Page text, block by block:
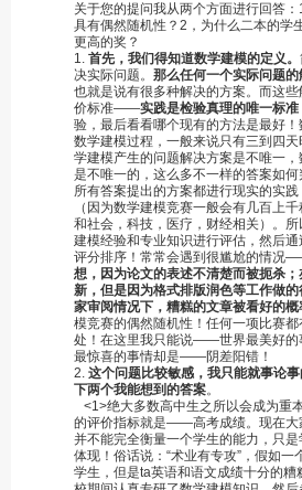
关于您的提问我从两个方面进行回答
具有偶然随机性？2，为什么二本的学
更高的奖？
1. 首先，我们得知道数学建模的定义。
决实际问题。 那么任何一个实际问题
也就是说有很多种解决的方案。而这
价标准——实践是检验真理的唯一标准
验，最后看看哪个现有的方法是最好
数学建模过程，一般来说只有三到四
学建模产生的问题解决方案是不唯一
是不唯一的，这么多不一样的答案如
所有答案提出的方案都进行现实的实
（因为数学建模竞赛一般会有几百上
和社会，科技，医疗，财经相关）。
建模经验和专业知识进行评估，然后
评分排序！常常会遇到很尴尬的情况
想，因为论文的表述不清楚而被扼杀
新，但是因为格式排版润色等工作做
家审阅情况下，糟糕的文章被看好的概
模竞赛的偶然随机性！任何一项比赛
处！在这里我只能说——世界最美好的
最惊喜的事情却是——阴差阳错！
2. 这个问题比较敏感，我只能就事论
下两个我能想到的答案。
<1>绝大多数高中生之所以会成为重
的评价指标就是——高考成绩。现在大
并不能完全衡量一个学生的能力，只
体现！俗话说：“术业有专攻”，假如
学生，但是ta英语和语文成绩十分的